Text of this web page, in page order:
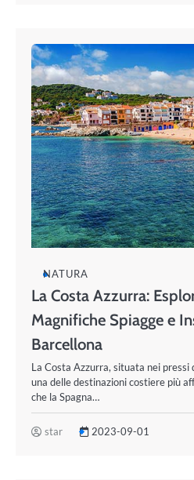
NATURA
La Costa Azzurra:
Magnifiche Spiagge e
Barcellona
La Costa Azzurra, situata nei pressi
una delle destinazioni costiere più
che la Spagna…
star 2023-09-01